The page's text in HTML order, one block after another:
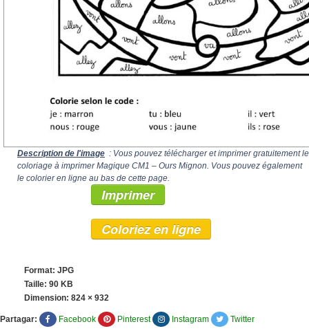
Description de l'image : Vous pouvez télécharger et imprimer gratuitement le
coloriage à imprimer Magique CM1 – Ours Mignon. Vous pouvez également
le colorier en ligne au bas de cette page.
Imprimer
Coloriez en ligne
Format: JPG
Taille: 90 KB
Dimension: 824 × 932
Partagar: Facebook Pinterest Instagram Twitter